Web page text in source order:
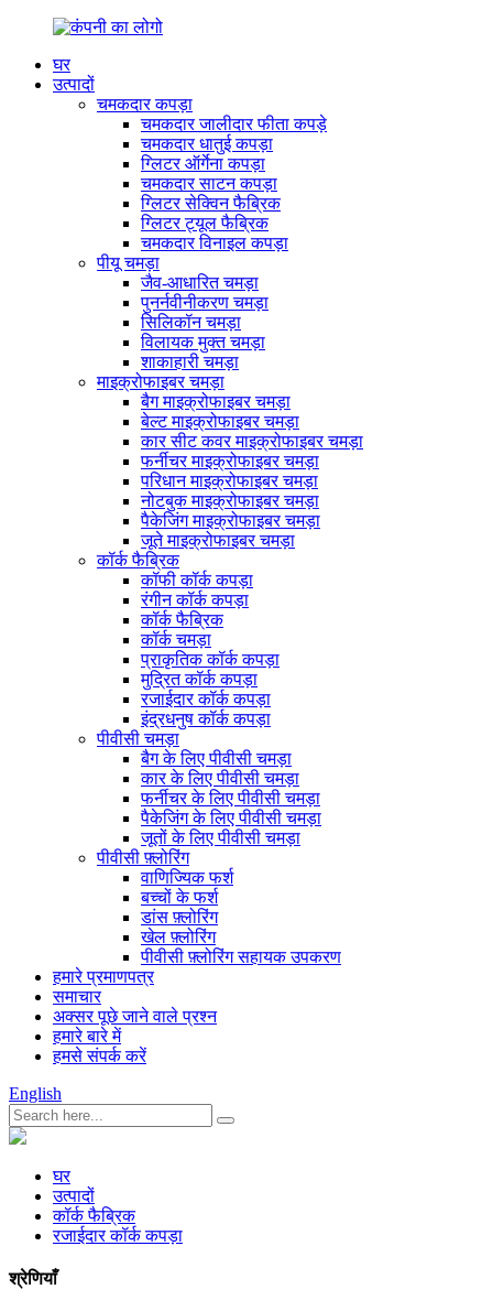
घर
उत्पादों
चमकदार कपड़ा
चमकदार जालीदार फीता कपड़े
चमकदार धातुई कपड़ा
ग्लिटर ऑर्गेना कपड़ा
चमकदार साटन कपड़ा
ग्लिटर सेक्विन फैब्रिक
ग्लिटर ट्यूल फैब्रिक
चमकदार विनाइल कपड़ा
पीयू चमड़ा
जैव-आधारित चमड़ा
पुनर्नवीनीकरण चमड़ा
सिलिकॉन चमड़ा
विलायक मुक्त चमड़ा
शाकाहारी चमड़ा
माइक्रोफाइबर चमड़ा
बैग माइक्रोफाइबर चमड़ा
बेल्ट माइक्रोफाइबर चमड़ा
कार सीट कवर माइक्रोफाइबर चमड़ा
फर्नीचर माइक्रोफाइबर चमड़ा
परिधान माइक्रोफाइबर चमड़ा
नोटबुक माइक्रोफाइबर चमड़ा
पैकेजिंग माइक्रोफाइबर चमड़ा
जूते माइक्रोफाइबर चमड़ा
कॉर्क फैब्रिक
कॉफी कॉर्क कपड़ा
रंगीन कॉर्क कपड़ा
कॉर्क फैब्रिक
कॉर्क चमड़ा
प्राकृतिक कॉर्क कपड़ा
मुद्रित कॉर्क कपड़ा
रजाईदार कॉर्क कपड़ा
इंद्रधनुष कॉर्क कपड़ा
पीवीसी चमड़ा
बैग के लिए पीवीसी चमड़ा
कार के लिए पीवीसी चमड़ा
फर्नीचर के लिए पीवीसी चमड़ा
पैकेजिंग के लिए पीवीसी चमड़ा
जूतों के लिए पीवीसी चमड़ा
पीवीसी फ़्लोरिंग
वाणिज्यिक फर्श
बच्चों के फर्श
डांस फ़्लोरिंग
खेल फ़्लोरिंग
पीवीसी फ़्लोरिंग सहायक उपकरण
हमारे प्रमाणपत्र
समाचार
अक्सर पूछे जाने वाले प्रश्न
हमारे बारे में
हमसे संपर्क करें
English
घर
उत्पादों
कॉर्क फैब्रिक
रजाईदार कॉर्क कपड़ा
श्रेणियाँ